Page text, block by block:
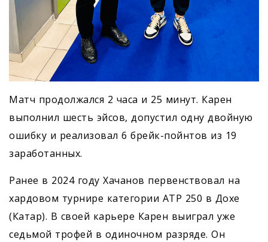
Матч продолжался 2 часа и 25 минут. Карен
выполнил шесть эйсов, допустил одну двойную
ошибку и реализовал 6 брейк-пойнтов из 19
заработанных.
Ранее в 2024 году Хачанов первенствовал на
хардовом турнире категории ATP 250 в Дохе
(Катар). В своей карьере Карен выиграл уже
седьмой трофей в одиночном разряде. Он